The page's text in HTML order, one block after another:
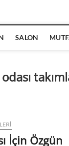
SALON
İçin Özgün